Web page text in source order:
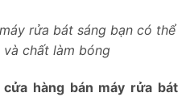
rửa bát sáng bạn có thể
chất làm bóng
cửa hàng bán máy rửa bát